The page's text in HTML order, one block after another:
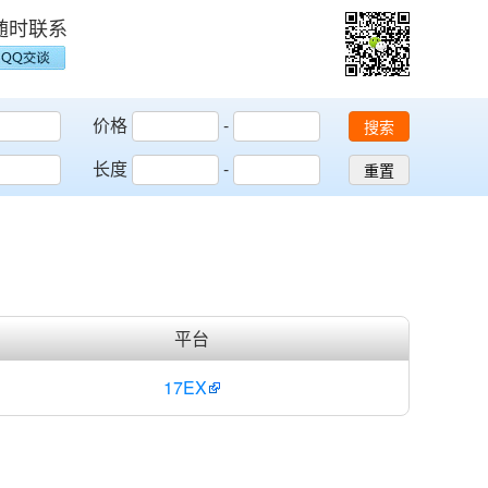
时联系
价格
-
长度
-
搜索
重置
平台
17EX